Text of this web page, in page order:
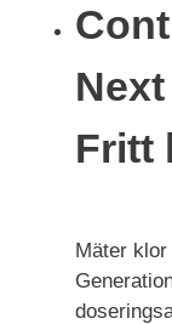
Fritt
Mäter